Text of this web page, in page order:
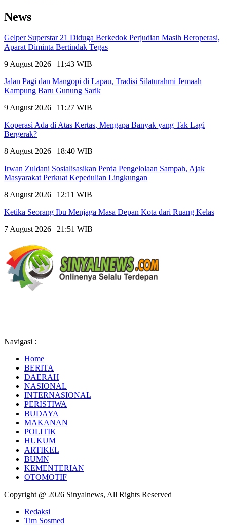
News
Gelper Superstar 21 Diduga Berkedok Perjudian Masih Beroperasi,
Aparat Diminta Bertindak Tegas
9 August 2026 | 11:43 WIB
Jalan Pagi dan Mangopi di Lapau, Tradisi Silaturahmi Jemaah
Kampung Baru Gunung Sarik
9 August 2026 | 11:27 WIB
Koperasi Ada di Atas Kertas, Mengapa Banyak yang Tak Lagi
Bergerak?
8 August 2026 | 18:40 WIB
Irwan Zuldani Sosialisasikan Perda Pengelolaan Sampah, Ajak
Masyarakat Perkuat Kepedulian Lingkungan
8 August 2026 | 12:11 WIB
Ketika Seorang Ibu Menjaga Masa Depan Kota dari Ruang Kelas
7 August 2026 | 21:51 WIB
Navigasi :
Home
BERITA
DAERAH
NASIONAL
INTERNASIONAL
PERISTIWA
BUDAYA
MAKANAN
POLITIK
HUKUM
ARTIKEL
BUMN
KEMENTERIAN
OTOMOTIF
Copyright @ 2026 Sinyalnews, All Rights Reserved
Redaksi
Tim Sosmed